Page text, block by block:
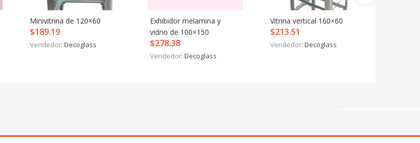
Minivitrina de 120×60
$189.19
Vendedor: Decoglass
Exhibidor melamina y
vidrio de 100×150
$278.38
Vendedor: Decoglass
Vitrina vertical 160×60
$213.51
Vendedor: Decoglass